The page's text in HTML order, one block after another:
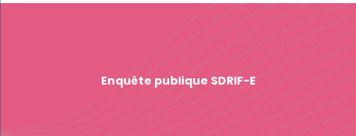
Enquête publique SDRIF-E